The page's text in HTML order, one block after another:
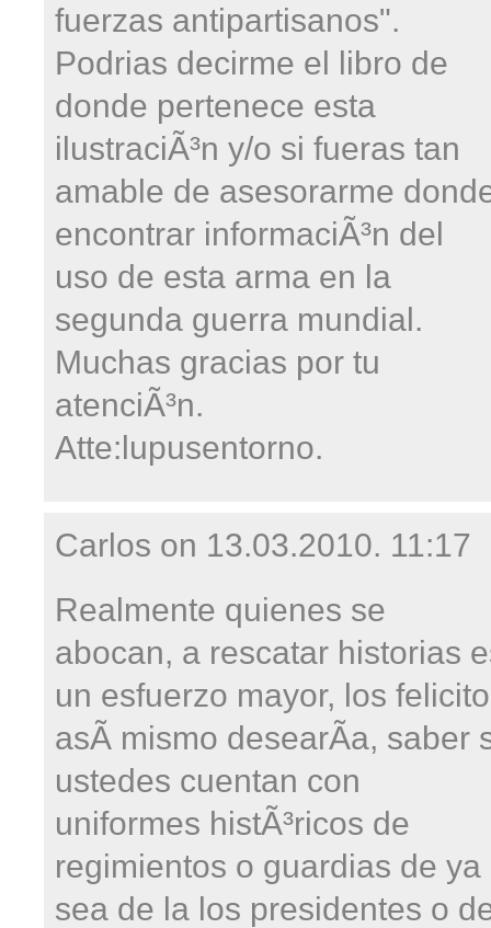
fuerzas antipartisanos".
Podrias decirme el libro de
donde pertenece esta
ilustraciÃ³n y/o si fueras tan
amable de asesorarme
encontrar informaciÃ³n del
uso de esta arma en la
segunda guerra mundial.
Muchas gracias por tu
atenciÃ³n.
Atte:lupusentorno.
Carlos on 13.03.2010. 11:17
Realmente quienes se
abocan, a rescatar historias
un esfuerzo mayor, los felicito
asÃ­ mismo desearÃ­a, saber
ustedes cuentan con
uniformes histÃ³ricos de
regimientos o guardias de ya
sea de la los presidentes o